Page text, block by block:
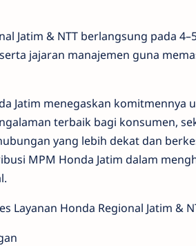
Jatim & NTT berlangsung pada
jajaran manajemen guna
Jatim menegaskan
terbaik bagi konsumen,
yang lebih dekat dan
MPM Honda Jatim dalam
Layanan Honda Regional Jatim &